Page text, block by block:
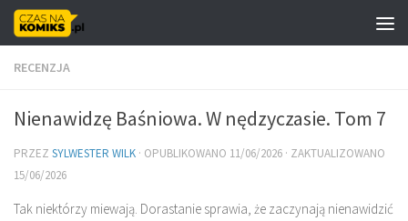
Skip to content
RECENZJA
Nienawidzę Baśniowa. W nędzyczasie. Tom 7
PRZEZ SYLWESTER WILK · OPUBLIKOWANO 11/06/2026 · ZAKTUALIZOWANO
15/06/2026
Tak niektórzy miewają. Dorastanie sprawia, że zaczynają nienawidzić